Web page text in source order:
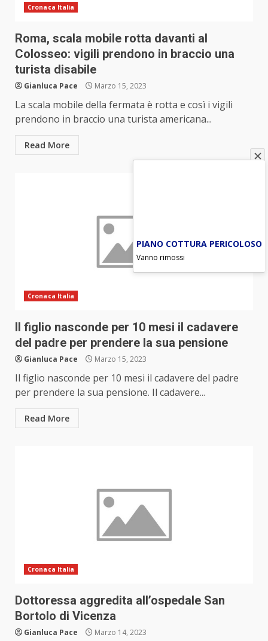
Cronaca Italia
Roma, scala mobile rotta davanti al
Colosseo: vigili prendono in braccio una
turista disabile
Gianluca Pace Marzo 15, 2023
La scala mobile della fermata è rotta e così i vigili
prendono in braccio una turista americana...
Read More
Cronaca Italia
Il figlio nasconde per 10 mesi il cadavere
del padre per prendere la sua pensione
Gianluca Pace Marzo 15, 2023
Il figlio nasconde per 10 mesi il cadavere del padre
per prendere la sua pensione. Il cadavere...
Read More
Cronaca Italia
Dottoressa aggredita all’ospedale San
Bortolo di Vicenza
Gianluca Pace Marzo 14, 2023
PIANO COTTURA PERICOLOSO
Vanno rimossi